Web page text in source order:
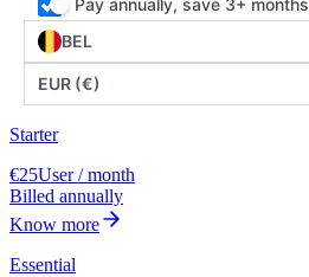
Pay annually, save 3+ months
BEL
EUR (€)
Starter
€25User / month
Billed annually
Know more
Essential